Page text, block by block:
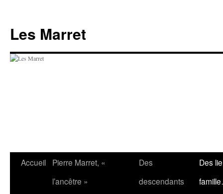
contenu
Les Marret
Accueil
Pierre Marret, «
l’ancêtre »
Des
descendants
Des